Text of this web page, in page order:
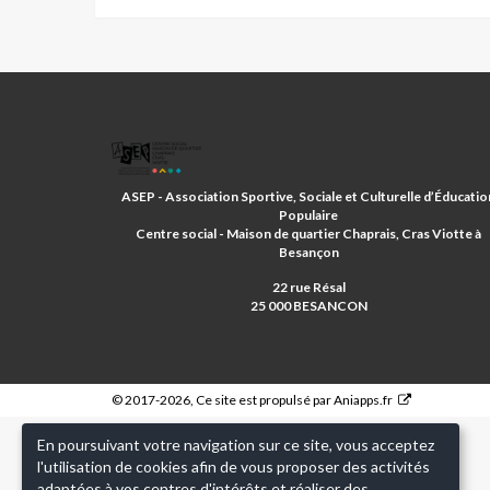
ASSOCIATION
SPORTIVE
ET
POPULAIRE
ASEP - Association Sportive, Sociale et Culturelle
Populaire
Centre social - Maison de quartier Chaprais, Cras Viotte à
Besançon
22 rue Résal
25 000 BESANCON
© 2017-2026, Ce site est propulsé parAniapps.fr
En poursuivant votre navigation sur ce site, vous acceptez
l'utilisation de cookies afin de vous proposer des activités